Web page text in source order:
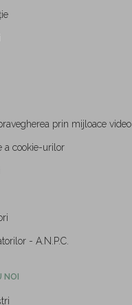
prin mijloace video
a cookie-urilor
- A.N.P.C.
NOI